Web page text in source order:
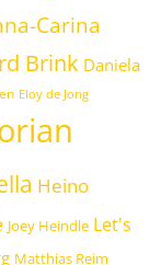
Carina
Brink Daniela
Eloy de Jong
Heino
Joey Heindle Let's
Matthias Reim